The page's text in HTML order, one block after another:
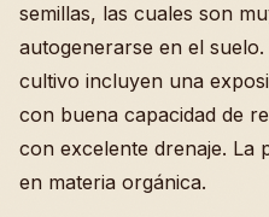
semillas, las cuales son
autogenerarse en el
cultivo incluyen una
con buena capacidad de
con excelente drenaje. La
en materia orgánica.